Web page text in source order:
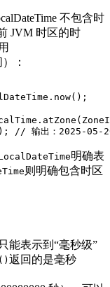
不包含时
JVM 时区的时
：
// 输出：2025-05-
明确表
则明确包含时区
能表示到“毫秒级”
返回的是毫秒